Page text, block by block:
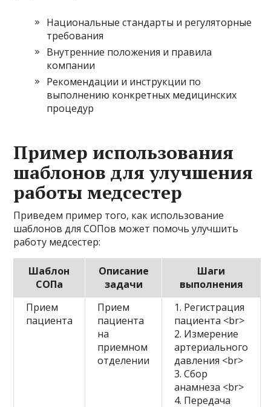
Национальные стандарты и регуляторные
требования
Внутренние положения и правила
компании
Рекомендации и инструкции по
выполнению конкретных медицинских
процедур
Пример использования
шаблонов для улучшения
работы медсестер
Приведем пример того, как использование
шаблонов для СОПов может помочь улучшить
работу медсестер:
Шаблон
СОПа
Описание
задачи
Шаги
выполнения
Прием
пациента
Прием
пациента
на
приемном
отделении
1. Регистрация
пациента <br>
2. Измерение
артериального
давления <br>
3. Сбор
анамнеза <br>
4. Передача